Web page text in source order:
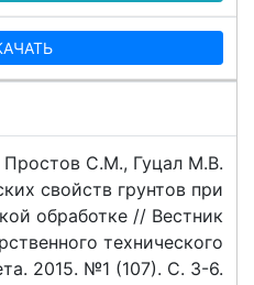
С.М., Гуцал М.В.
свойств грунтов при
обработке // Вестник
технического
2015. №1 (107). C. 3-6.